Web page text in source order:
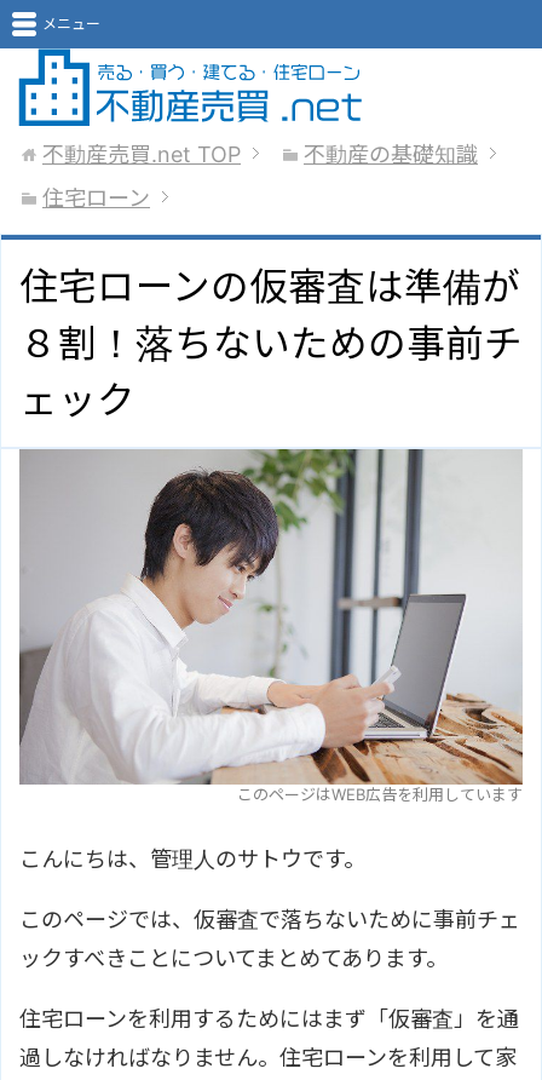
メニュー
不動産売買.net TOP
不動産の基礎知識
住宅ローン
住宅ローンの仮審査は準備が
８割！落ちないための事前チ
ェック
このページはWEB広告を利用しています
こんにちは、管理人のサトウです。
このページでは、仮審査で落ちないために事前チェ
ックすべきことについてまとめてあります。
住宅ローンを利用するためにはまず「仮審査」を通
過しなければなりません。住宅ローンを利用して家